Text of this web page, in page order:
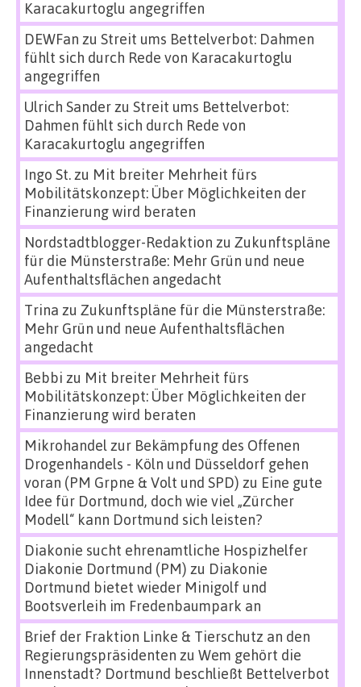
Karacakurtoglu angegriffen
DEWFan zu Streit ums Bettelverbot: Dahmen
fühlt sich durch Rede von Karacakurtoglu
angegriffen
Ulrich Sanderzu Streit ums Bettelverbot:
Dahmen fühlt sich durch Rede von
Karacakurtoglu angegriffen
Ingo St.zu Mit breiter Mehrheit fürs
Mobilitätskonzept: Über Möglichkeiten der
Finanzierung wird beraten
Nordstadtblogger-Redaktion zu Zukunftspläne
für die Münsterstraße: Mehr Grün und neue
Aufenthaltsflächen angedacht
Trina zu Zukunftspläne für die Münsterstraße:
Mehr Grün und neue Aufenthaltsflächen
angedacht
Bebbi zu Mit breiter Mehrheit fürs
Mobilitätskonzept: Über Möglichkeiten der
Finanzierung wird beraten
Mikrohandel zur Bekämpfung des Offenen
Drogenhandels - Köln und Düsseldorf gehen
voran (PM Grpne & Volt und SPD) zu Eine gute
Idee für Dortmund, doch wie viel „Zürcher
Modell“ kann Dortmund sich leisten?
Diakonie sucht ehrenamtliche Hospizhelfer
Diakonie Dortmund (PM) zu Diakonie
Dortmund bietet wieder Minigolf und
Bootsverleih im Fredenbaumpark an
Brief der Fraktion Linke & Tierschutz an den
Regierungspräsidenten zu Wem gehört die
Innenstadt? Dortmund beschließt Bettelverbot